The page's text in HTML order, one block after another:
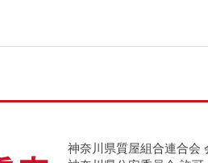
神奈川県質屋組合連合会